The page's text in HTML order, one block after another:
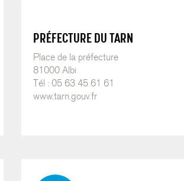
PRÉFECTURE DU TARN
Place de la préfecture
81000 Albi
Tél : 05 63 45 61 61
www.tarn.gouv.fr